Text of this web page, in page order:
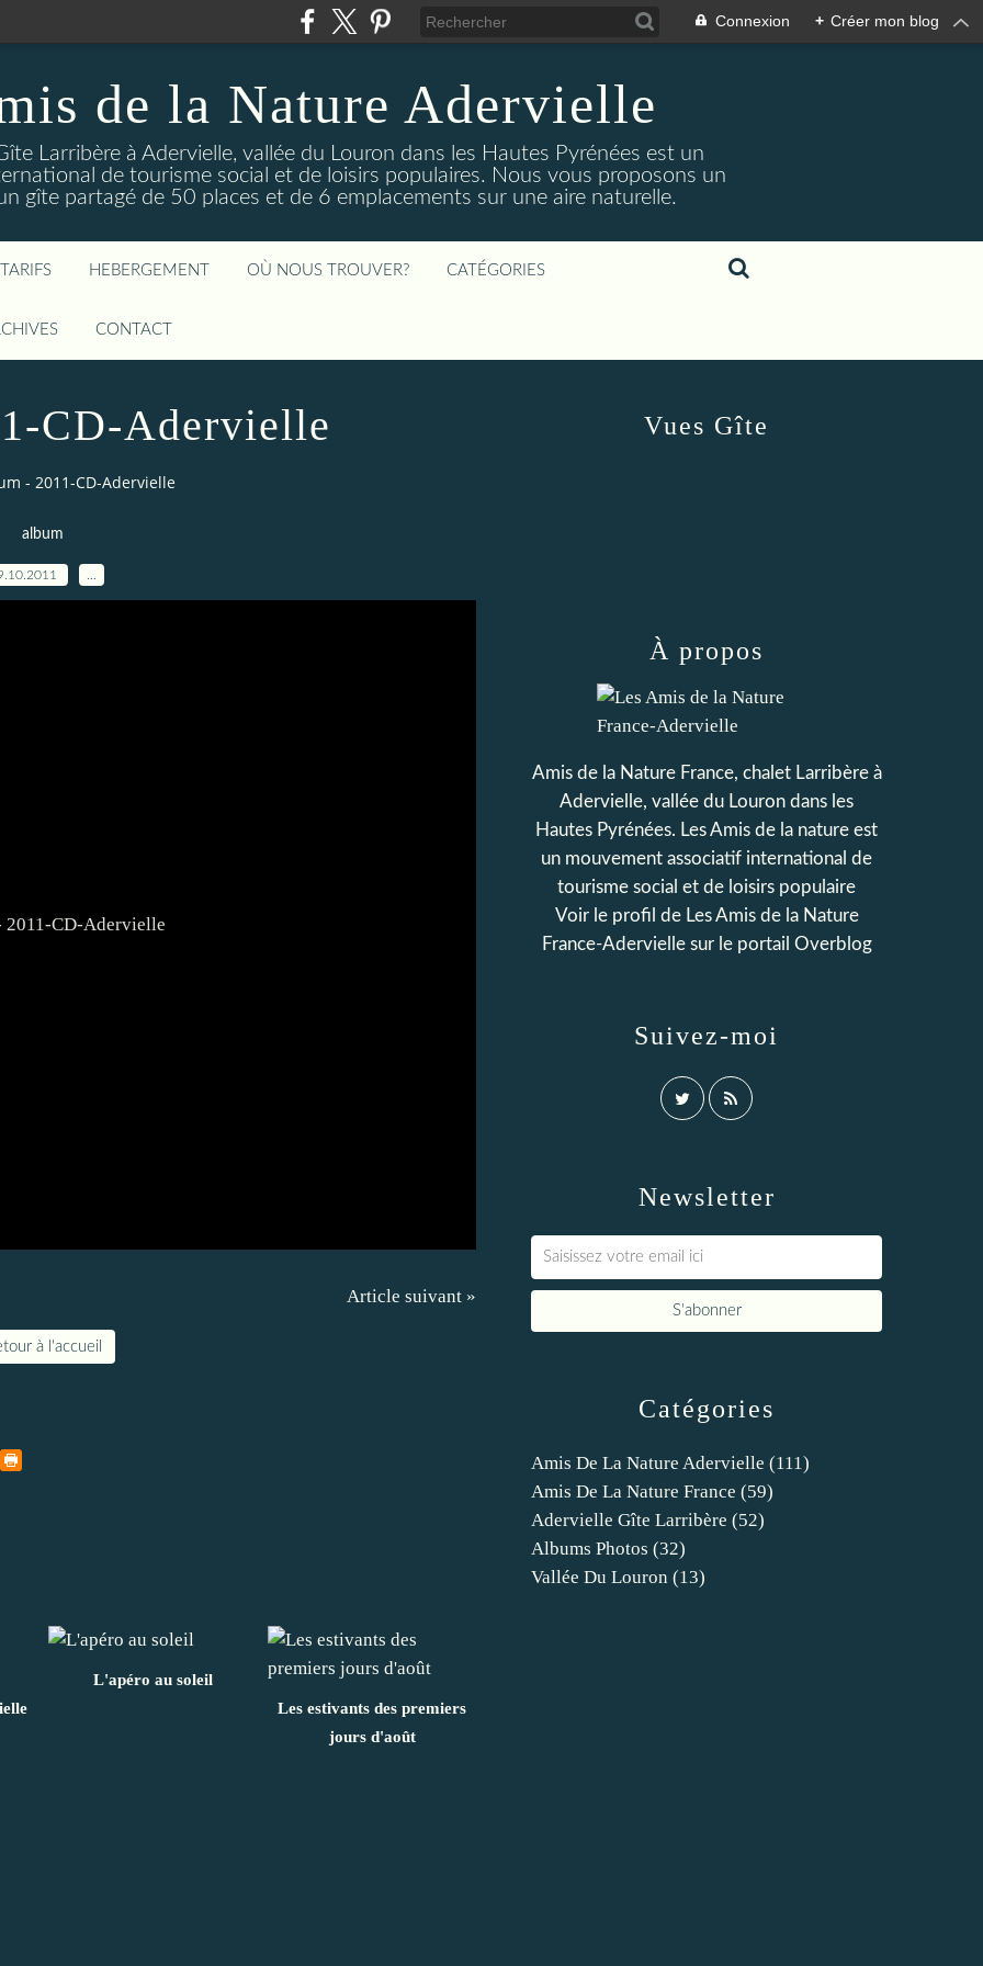
Connexion + Créer mon blog
de la Nature Adervielle
Larribère à Adervielle, vallée du Louron dans les Hautes Pyrénées est un
de tourisme social et de loisirs populaires. Nous vous proposons un
gîte partagé de 50 places et de 6 emplacements sur une aire naturelle.
TARIFS HEBERGEMENT OÙ NOUS TROUVER? CATÉGORIES
CONTACT
CD-Adervielle
- 2011-CD-Adervielle
album
Article suivant »
à l'accueil
L'apéro au soleil
Les estivants des premiers
jours d'août
Newsletter
Catégories
Amis De La Nature Adervielle (111)
Amis De La Nature France (59)
Adervielle Gîte Larribère (52)
Albums Photos (32)
Vallée Du Louron (13)
Suivez-moi
À propos
Amis de la Nature France, chalet Larribère à
Adervielle, vallée du Louron dans les
Hautes Pyrénées. Les Amis de la nature est
un mouvement associatif international de
tourisme social et de loisirs populaire
Voir le profil de Les Amis de la Nature
France-Aderviellesur le portail Overblog
Vues Gîte